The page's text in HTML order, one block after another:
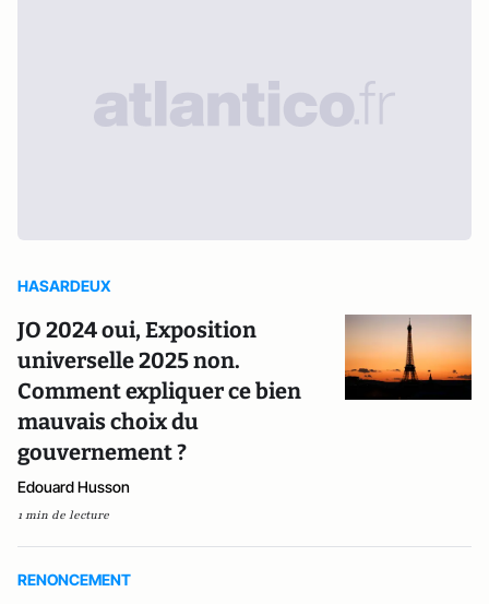
HASARDEUX
JO 2024 oui, Exposition
universelle 2025 non.
Comment expliquer ce bien
mauvais choix du
gouvernement ?
Edouard Husson
1 min de lecture
RENONCEMENT